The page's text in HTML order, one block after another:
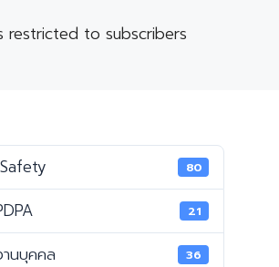
restricted to subscribers
80
21
นบุคคล 36